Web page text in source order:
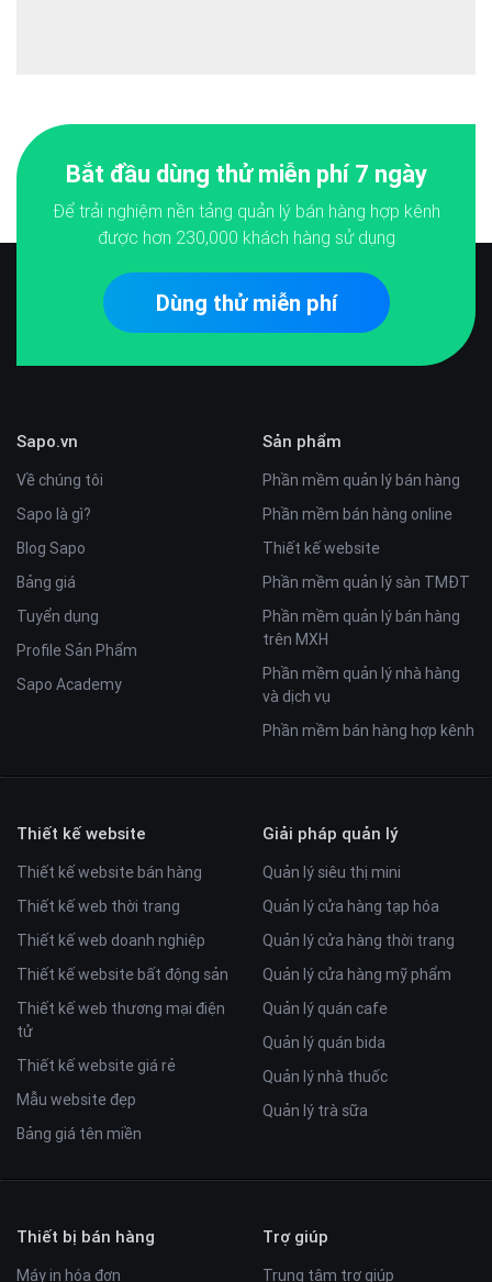
Bắt đầu dùng thử miễn phí 7 ngày
Để trải nghiệm nền tảng quản lý bán hàng hợp kênh
được hơn 230,000 khách hàng sử dụng
Dùng thử miễn phí
Sapo.vn
Về chúng tôi
Sapo là gì?
Blog Sapo
Bảng giá
Tuyển dụng
Profile Sản Phẩm
Sapo Academy
Sản phẩm
Phần mềm quản lý bán hàng
Phần mềm bán hàng online
Thiết kế website
Phần mềm quản lý sàn TMĐT
Phần mềm quản lý bán hàng
trên MXH
Phần mềm quản lý nhà hàng
và dịch vụ
Phần mềm bán hàng hợp kênh
Thiết kế website
Thiết kế website bán hàng
Thiết kế web thời trang
Thiết kế web doanh nghiệp
Thiết kế website bất động sản
Thiết kế web thương mại điện
tử
Thiết kế website giá rẻ
Mẫu website đẹp
Bảng giá tên miền
Giải pháp quản lý
Quản lý siêu thị mini
Quản lý cửa hàng tạp hóa
Quản lý cửa hàng thời trang
Quản lý cửa hàng mỹ phẩm
Quản lý quán cafe
Quản lý quán bida
Quản lý nhà thuốc
Quản lý trà sữa
Thiết bị bán hàng
Máy in hóa đơn
Trợ giúp
Trung tâm trợ giúp